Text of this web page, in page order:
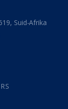
Suid-Afrika